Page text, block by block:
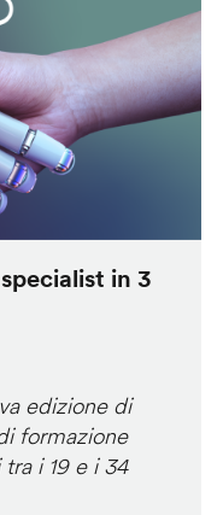
in 3
edizione di
formazione
i 19 e i 34